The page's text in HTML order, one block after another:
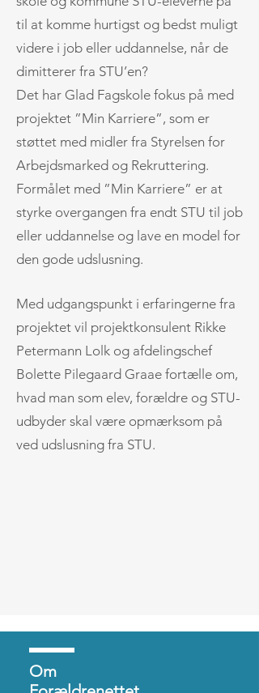
til at komme hurtigst og bedst muligt
videre i job eller uddannelse, når de
dimitterer fra STU’en?
Det har Glad Fagskole fokus på med
projektet ”Min Karriere”, som er
støttet med midler fra Styrelsen for
Arbejdsmarked og Rekruttering.
Formålet med ”Min Karriere” er at
styrke overgangen fra endt STU til job
eller uddannelse og lave en model for
den gode udslusning.
Med udgangspunkt i erfaringerne fra
projektet vil projektkonsulent Rikke
Petermann Lolk og afdelingschef
Bolette Pilegaard Graae fortælle om,
hvad man som elev, forældre og STU-
udbyder skal være opmærksom på
ved udslusning fra STU.
Om